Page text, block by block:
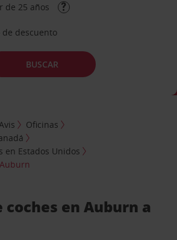
de 25 años
descuento
BUSCAR
Oficinas
en Estados Unidos
Auburn
en Auburn a